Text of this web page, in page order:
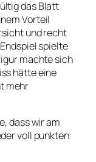
das Blatt
Vorteil
und recht
spielte
machte sich
hätte eine
mehr
dass wir am
voll punkten